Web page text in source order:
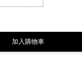
加入購物車